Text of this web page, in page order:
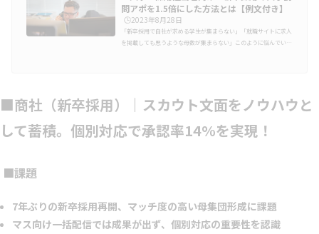
問アポを1.5倍にした方法とは【例文付き】
🕒️2023年8月28日
「新卒採用で自社が求める学生が集まらない」「就職サイトに求人
を掲載しても思うような母数が集まらない」このように悩んでいる
問では、自社の求める人材が集まっている大学へアプローチするこ
とで、新卒採用の量・質の両方を向上させることができます。採用
■商社（新卒採用）｜スカウト文面をノウハウと
して蓄積。個別対応で承認率14%を実現！
■課題
7年ぶりの新卒採用再開、マッチ度の高い母集団形成に課題
マス向け一括配信では成果が出ず、個別対応の重要性を認識